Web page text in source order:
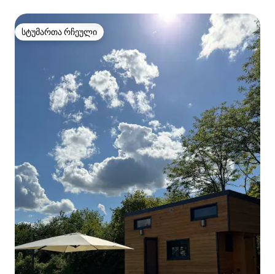
სტუმართა რჩეული
სტუმართა რჩეული